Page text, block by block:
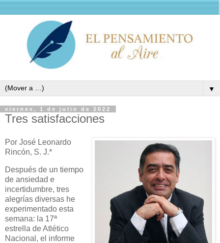
▼
viernes, 1 de julio de 2022
Tres satisfacciones
Por José Leonardo
Rincón, S. J.*
Después de un tiempo
de ansiedad e
incertidumbre, tres
alegrías diversas he
experimentado esta
semana: la 17ª
estrella de Atlético
Nacional, el informe